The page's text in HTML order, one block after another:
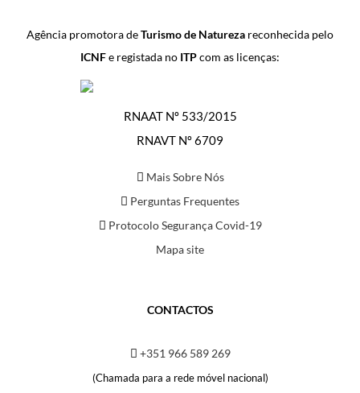
Agência promotora deTurismo de Natureza reconhecida pelo
ICNFe registada no ITPcom as licenças:
RNAAT Nº 533/2015
RNAVT Nº 6709
Mais Sobre Nós
Perguntas Frequentes
Protocolo Segurança Covid-19
Mapa site
CONTACTOS
+351 966 589 269
(Chamada para a rede móvel nacional)